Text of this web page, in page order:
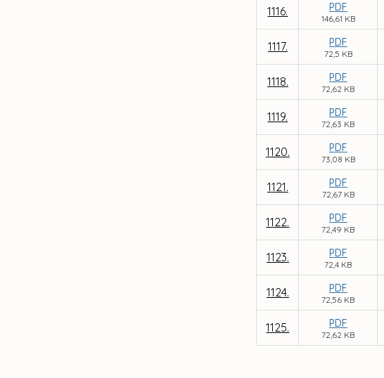
1116. PDF
146,61 KB
1117. PDF
72,5 KB
1118. PDF
72,62 KB
1119. PDF
72,63 KB
1120. PDF
73,08 KB
1121. PDF
72,67 KB
1122. PDF
72,49 KB
1123. PDF
72,4 KB
1124. PDF
72,56 KB
1125. PDF
72,62 KB